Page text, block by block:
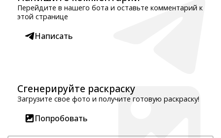
Перейдите в нашего бота и оставьте комментарий к
этой странице
Написать
Сгенерируйте раскраску
Загрузите свое фото и получите готовую раскраску!
Попробовать